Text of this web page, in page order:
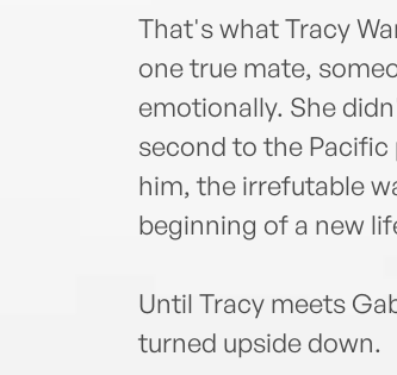
That's what Tracy
one true mate,
emotionally. She
second to the
him, the irrefutable
beginning of a new
Until Tracy meets
turned upside down.